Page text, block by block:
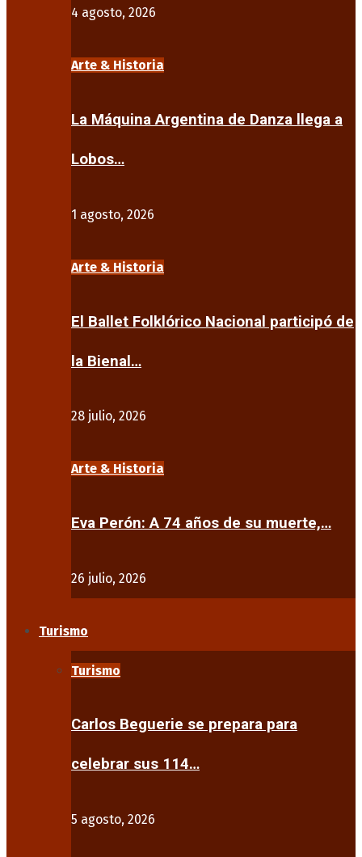
4 agosto, 2026
Arte & Historia
La Máquina Argentina de Danza llega a
Lobos…
1 agosto, 2026
Arte & Historia
El Ballet Folklórico Nacional participó de
la Bienal…
28 julio, 2026
Arte & Historia
Eva Perón: A 74 años de su muerte,…
26 julio, 2026
Turismo
Turismo
Carlos Beguerie se prepara para
celebrar sus 114…
5 agosto, 2026